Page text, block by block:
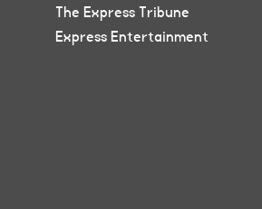
The Express Tribune
Express Entertainment